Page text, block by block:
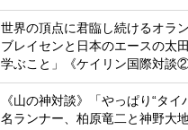
世界の頂点に君臨し続けるオラ
ブレイセンと日本のエースの太
学ぶこと」《ケイリン国際対談②
《山の神対談》「やっぱり“タ
名ランナー、柏原竜二と神野大